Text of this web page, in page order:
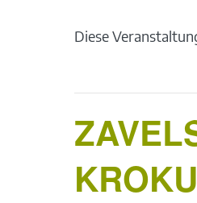
Diese